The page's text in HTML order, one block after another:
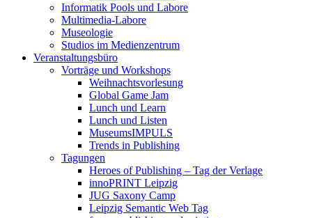
Informatik Pools und Labore
Multimedia-Labore
Museologie
Studios im Medienzentrum
Veranstaltungsbüro
Vorträge und Workshops
Weihnachtsvorlesung
Global Game Jam
Lunch und Learn
Lunch und Listen
MuseumsIMPULS
Trends in Publishing
Tagungen
Heroes of Publishing – Tag der Verlage
innoPRINT Leipzig
JUG Saxony Camp
Leipzig Semantic Web Tag